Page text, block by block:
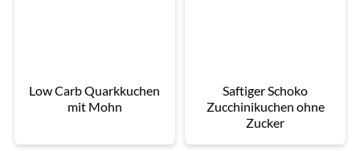
Low Carb Quarkkuchen
mit Mohn
Saftiger Schoko
Zucchinikuchen ohne
Zucker